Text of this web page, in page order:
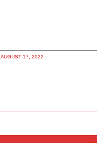
AUGUST 17, 2022.